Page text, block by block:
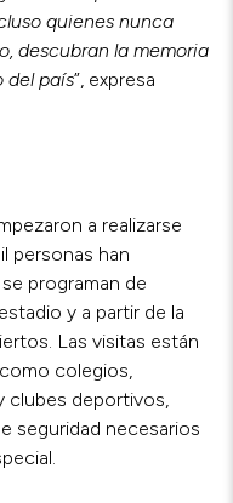
quienes nunca
descubran la memoria
del país”, expresa
a realizarse
personas han
programan de
y a partir de la
Las visitas están
colegios,
clubes deportivos,
seguridad necesarios